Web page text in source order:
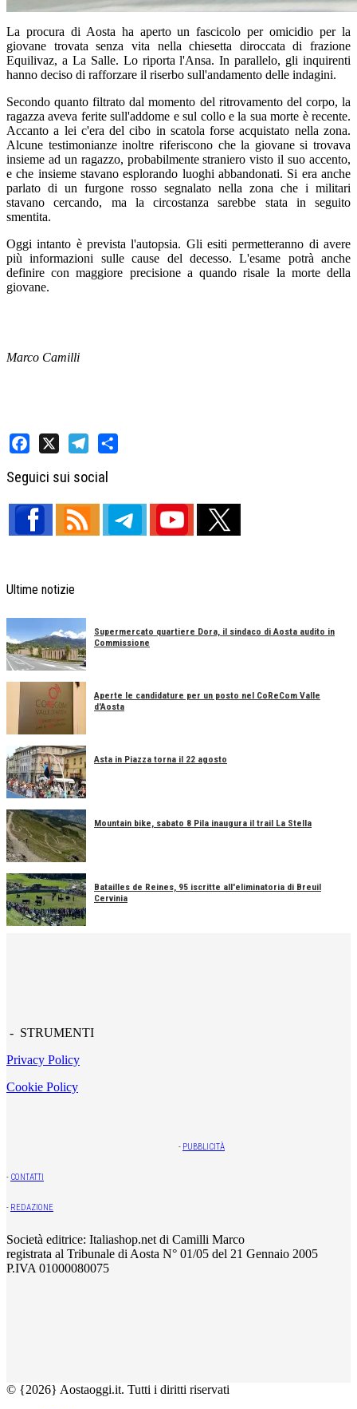
La procura di Aosta ha aperto un fascicolo per omicidio per la
giovane trovata senza vita nella chiesetta diroccata di frazione
Equilivaz, a La Salle. Lo riporta l'Ansa. In parallelo, gli inquirenti
hanno deciso di rafforzare il riserbo sull'andamento delle indagini.
Secondo quanto filtrato dal momento del ritrovamento del corpo, la
ragazza aveva ferite sull'addome e sul collo e la sua morte è recente.
Accanto a lei c'era del cibo in scatola forse acquistato nella zona.
Alcune testimonianze inoltre riferiscono che la giovane si trovava
insieme ad un ragazzo, probabilmente straniero visto il suo accento,
e che insieme stavano esplorando luoghi abbandonati. Si era anche
parlato di un furgone rosso segnalato nella zona che i militari
stavano cercando, ma la circostanza sarebbe stata in seguito
smentita.
Oggi intanto è prevista l'autopsia. Gli esiti permetteranno di avere
più informazioni sulle cause del decesso. L'esame potrà anche
definire con maggiore precisione a quando risale la morte della
giovane.
Marco Camilli
Seguici sui social
Ultime notizie
Supermercato quartiere Dora, il sindaco di Aosta audito in
Commissione
Aperte le candidature per un posto nel CoReCom Valle
d'Aosta
Asta in Piazza torna il 22 agosto
Mountain bike, sabato 8 Pila inaugura il trail La Stella
Batailles de Reines, 95 iscritte all'eliminatoria di Breuil
Cervinia
- STRUMENTI
Privacy Policy
Cookie Policy
- PUBBLICITÀ
- CONTATTI
- REDAZIONE
Società editrice: Italiashop.net di Camilli Marco
registrata al Tribunale di Aosta N° 01/05 del 21 Gennaio 2005
P.IVA 01000080075
© {2026} Aostaoggi.it. Tutti i diritti riservati